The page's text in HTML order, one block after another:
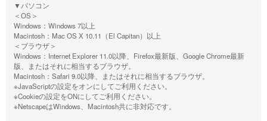
▼パソコン
＜OS＞
Windows：Windows 7以上
Macintosh：Mac OS X 10.11（El Capitan）以上
＜ブラウザ＞
Windows：Internet Explorer 11.0以降、Firefox最新版、Google Chrome最新
版、またはそれに相当するブラウザ。
Macintosh：Safari 9.0以降、またはそれに相当するブラウザ。
※JavaScriptの設定をオンにしてご利用ください。
※Cookieの設定をONにしてご利用ください。
※NetscapeはWindows、Macintosh共に非対応です。